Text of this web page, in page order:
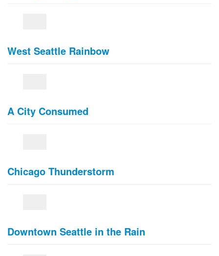
West Seattle Rainbow
A City Consumed
Chicago Thunderstorm
Downtown Seattle in the Rain